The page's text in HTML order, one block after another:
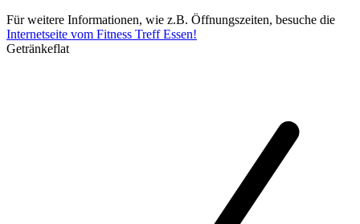
Für weitere Informationen, wie z.B. Öffnungszeiten, besuche die
Internetseite vom Fitness Treff Essen!
Getränkeflat